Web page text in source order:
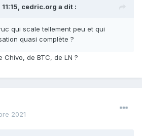
cedric.org a dit :
qui scale tellement peu et qui
quasi complète ?
Chivo, de BTC, de LN ?
2021